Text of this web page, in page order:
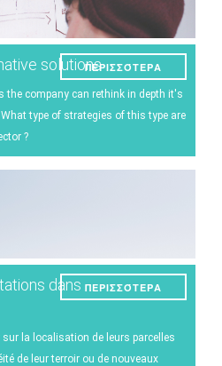
solutions
the company can rethink in depth it's
type of strategies of this type are
?
ΠΕΡΙΣΣΌΤΕΡΑ
dans
la localisation de leurs parcelles
de leur terroir ou de nouveaux
ΠΕΡΙΣΣΌΤΕΡΑ